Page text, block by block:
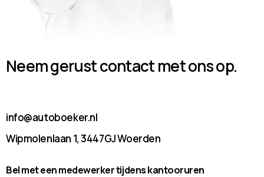
Neem gerust contact met ons op.
info@autoboeker.nl
Wipmolenlaan 1, 3447GJ Woerden
Bel met een medewerker tijdens kantooruren